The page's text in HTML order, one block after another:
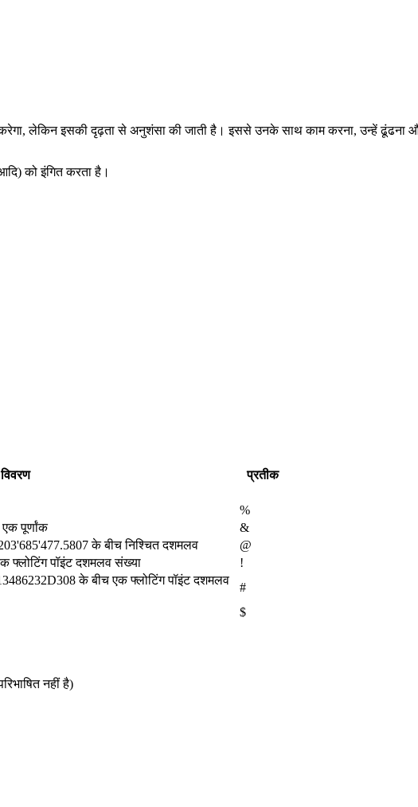
लेकिन इसकी दृढ़ता से अनुशंसा की जाती है। इससे उनके साथ काम करना, उन्हें ढूंढना
को इंगित करता है।
विवरण
प्रतीक
%
पूर्णांक
&
के बीच निश्चित दशमलव
@
फ्लोटिंग पॉइंट दशमलव संख्या
!
के बीच एक फ्लोटिंग पॉइंट दशमलव
#
$
नहीं है)